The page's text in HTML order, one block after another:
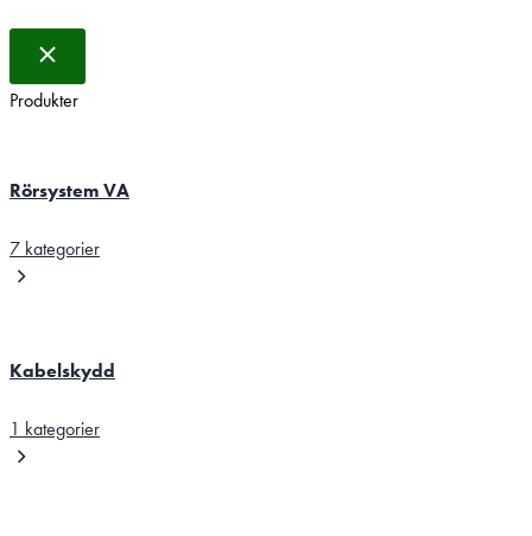
Produkter
Rörsystem VA
7 kategorier
Kabelskydd
1 kategorier